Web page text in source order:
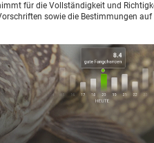
für die Vollständigkeit und
sowie die Bestimmungen auf